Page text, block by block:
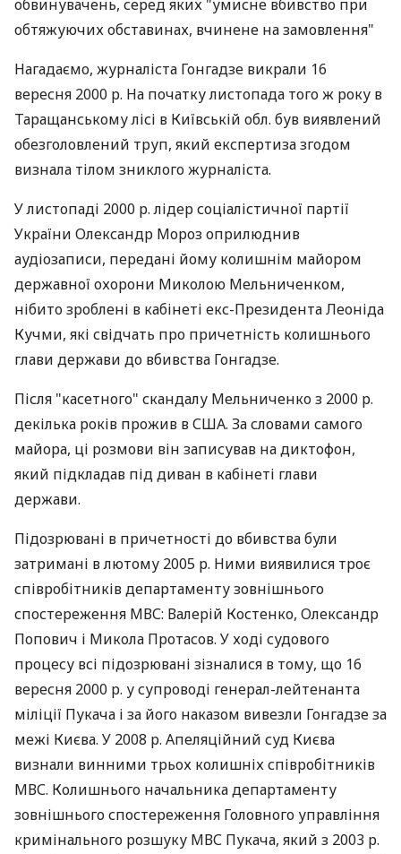
обвинувачень, серед яких "умисне вбивство при
обтяжуючих обставинах, вчинене на замовлення"
Нагадаємо, журналіста Гонгадзе викрали 16
вересня 2000 р. На початку листопада того ж року в
Таращанському лісі в Київській обл. був виявлений
обезголовлений труп, який експертиза згодом
визнала тілом зниклого журналіста.
У листопаді 2000 р. лідер соціалістичної партії
України Олександр Мороз оприлюднив
аудіозаписи, передані йому колишнім майором
державної охорони Миколою Мельниченком,
нібито зроблені в кабінеті екс-Президента Леоніда
Кучми, які свідчать про причетність колишнього
глави держави до вбивства Гонгадзе.
Після "касетного" скандалу Мельниченко з 2000 р.
декілька років прожив в США. За словами самого
майора, ці розмови він записував на диктофон,
який підкладав під диван в кабінеті глави
держави.
Підозрювані в причетності до вбивства були
затримані в лютому 2005 р. Ними виявилися троє
співробітників департаменту зовнішнього
спостереження МВС: Валерій Костенко, Олександр
Попович і Микола Протасов. У ході судового
процесу всі підозрювані зізналися в тому, що 16
вересня 2000 р. у супроводі генерал-лейтенанта
міліції Пукача і за його наказом вивезли Гонгадзе за
межі Києва. У 2008 р. Апеляційний суд Києва
визнали винними трьох колишніх співробітників
МВС. Колишнього начальника департаменту
зовнішнього спостереження Головного управління
кримінального розшуку МВС Пукача, який з 2003 р.